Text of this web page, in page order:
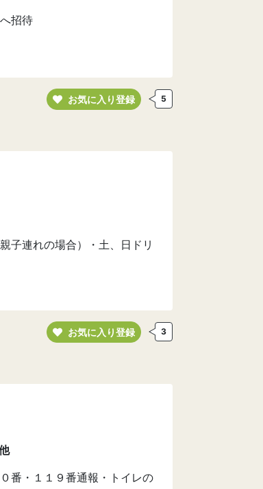
招待
お気に入り登録 5
子連れの場合）・土、日ドリ
お気に入り登録 3
番・１１９番通報・トイレの